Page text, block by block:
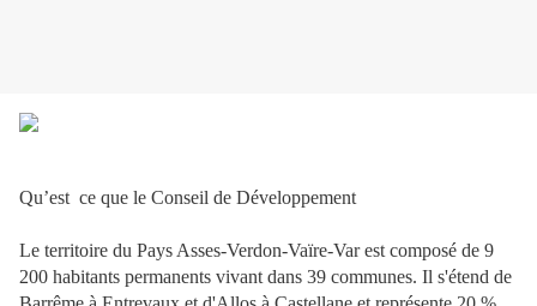
Qu’est ce que le Conseil de Développement
Le territoire du Pays Asses-Verdon-Vaïre-Var est composé de 9
200 habitants permanents vivant dans 39 communes. Il s'étend de